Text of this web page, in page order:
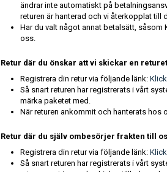
ändrar inte automatiskt på
returen är hanterad och vi återkopplat till
Har du valt något annat betalsätt, såsom
oss.
Retur där du önskar att vi skickar en
Registrera din retur via följande länk:
Så snart returen har registrerats i vårt
märka paketet med.
När returen ankommit och hanterats
Retur där du själv ombesörjer frakten till
Registrera din retur via följande länk:
Så snart returen har registrerats i vårt